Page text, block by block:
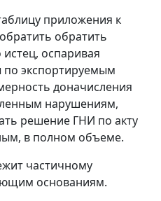
приложения к
обратить
оспаривая
по экспортируемым
доначисления
нарушениям,
решение ГНИ по акту
в полном объеме.
частичному
основаниям.